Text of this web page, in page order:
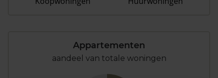
Appartementen
aandeel van totale woningen